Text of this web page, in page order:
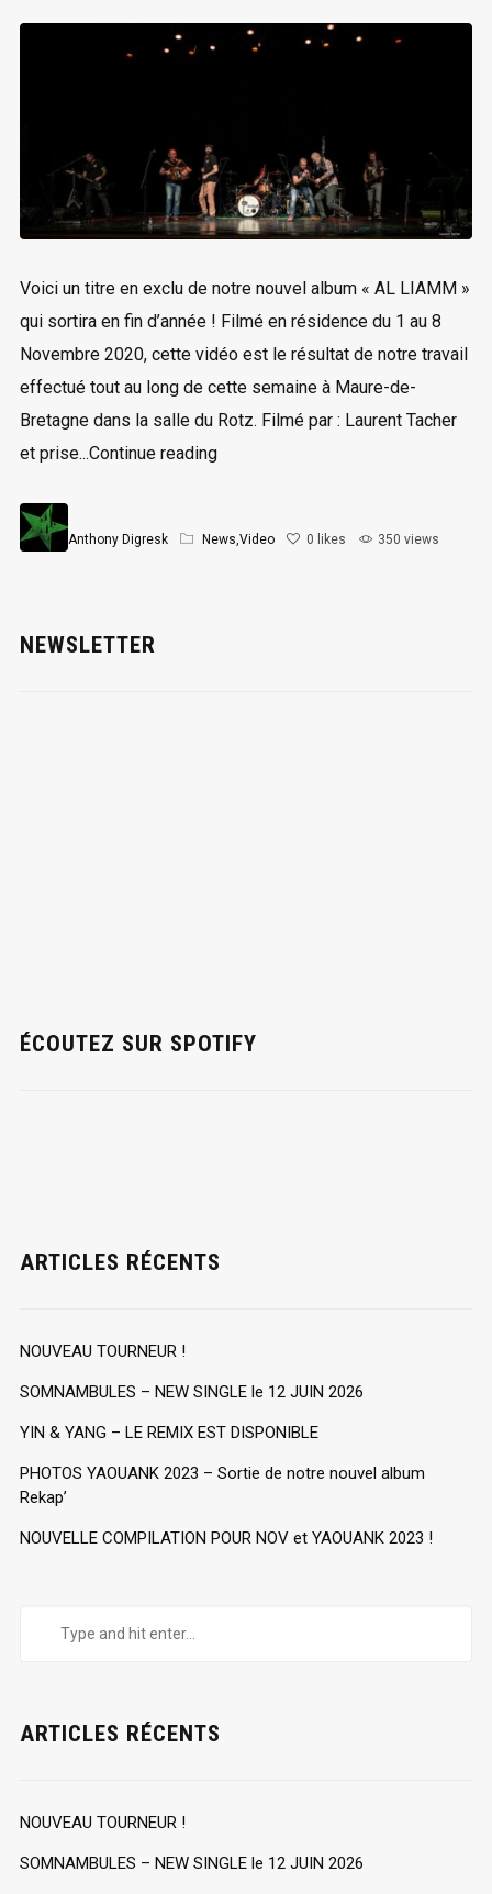
Voici un titre en exclu de notre nouvel album « AL LIAMM »
qui sortira en fin d’année ! Filmé en résidence du 1 au 8
Novembre 2020, cette vidéo est le résultat de notre travail
effectué tout au long de cette semaine à Maure-de-
Bretagne dans la salle du Rotz. Filmé par : Laurent Tacher
et prise...Continue reading
Anthony Digresk News,Video 0 likes 350 views
NEWSLETTER
ÉCOUTEZ SUR SPOTIFY
ARTICLES RÉCENTS
NOUVEAU TOURNEUR !
SOMNAMBULES – NEW SINGLE le 12 JUIN 2026
YIN & YANG – LE REMIX EST DISPONIBLE
PHOTOS YAOUANK 2023 – Sortie de notre nouvel album
Rekap’
NOUVELLE COMPILATION POUR NOV et YAOUANK 2023 !
ARTICLES RÉCENTS
NOUVEAU TOURNEUR !
SOMNAMBULES – NEW SINGLE le 12 JUIN 2026